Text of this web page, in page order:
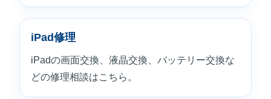
iPad修理
iPadの画面交換、液晶交換、バッテリー交換な
どの修理相談はこちら。